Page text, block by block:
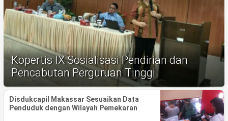
Life Style
Profil
Opini
Video
More
Kopertis IX Sosialisasi Pendirian dan
Pencabutan Perguruan Tinggi
Disdukcapil Makassar Sesuaikan Data
Penduduk dengan Wilayah Pemekaran